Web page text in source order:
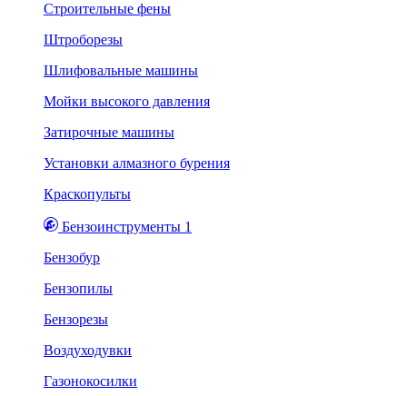
Строительные фены
Штроборезы
Шлифовальные машины
Мойки высокого давления
Затирочные машины
Установки алмазного бурения
Краскопульты
Бензоинструменты 1
Бензобур
Бензопилы
Бензорезы
Воздуходувки
Газонокосилки